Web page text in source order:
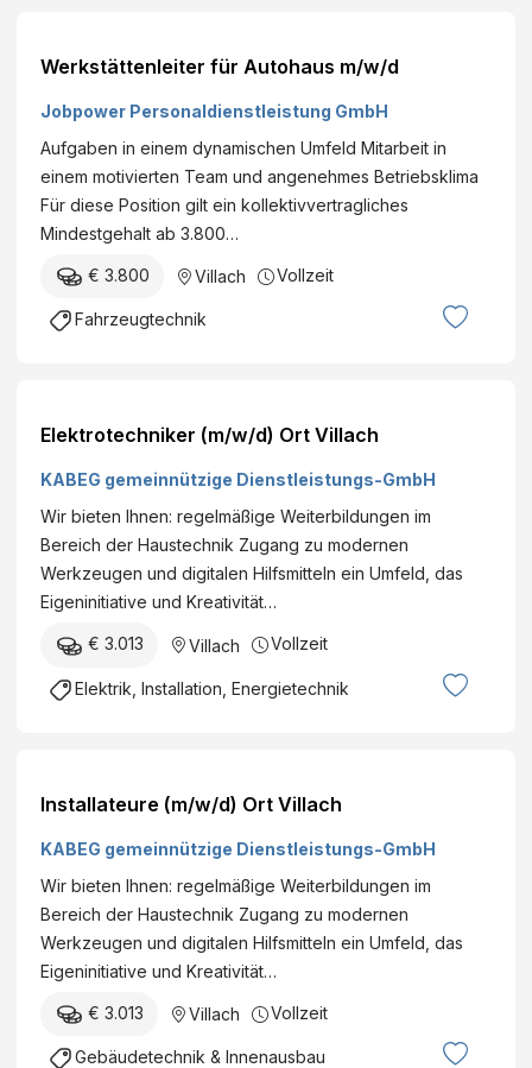
Werkstättenleiter für Autohaus m/w/d
Jobpower Personaldienstleistung GmbH
Aufgaben in einem dynamischen Umfeld Mitarbeit in
einem motivierten Team und angenehmes Betriebsklima
Für diese Position gilt ein kollektivvertragliches
Mindestgehalt ab 3.800…
€ 3.800 Villach Vollzeit
Fahrzeugtechnik
Elektrotechniker (m/w/d) Ort Villach
KABEG gemeinnützige Dienstleistungs-GmbH
Wir bieten Ihnen: regelmäßige Weiterbildungen im
Bereich der Haustechnik Zugang zu modernen
Werkzeugen und digitalen Hilfsmitteln ein Umfeld, das
Eigeninitiative und Kreativität…
€ 3.013 Villach Vollzeit
Elektrik, Installation, Energietechnik
Installateure (m/w/d) Ort Villach
KABEG gemeinnützige Dienstleistungs-GmbH
Wir bieten Ihnen: regelmäßige Weiterbildungen im
Bereich der Haustechnik Zugang zu modernen
Werkzeugen und digitalen Hilfsmitteln ein Umfeld, das
Eigeninitiative und Kreativität…
€ 3.013 Villach Vollzeit
Gebäudetechnik & Innenausbau